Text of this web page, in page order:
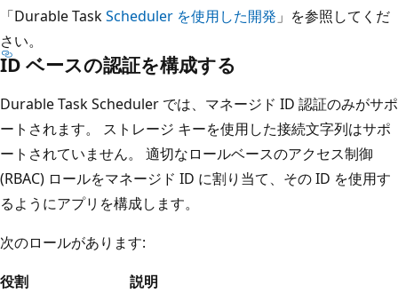
「Durable TaskScheduler を使用した開発 」を参照してくだ
さい。
ID ベースの認証を構成する
Durable Task Scheduler では、マネージド ID 認証のみがサポ
ートされます。 ストレージ キーを使用した接続文字列はサポ
ートされていません。 適切なロールベースのアクセス制御
(RBAC) ロールをマネージド ID に割り当て、その ID を使用す
るようにアプリを構成します。
次のロールがあります:
役割
説明